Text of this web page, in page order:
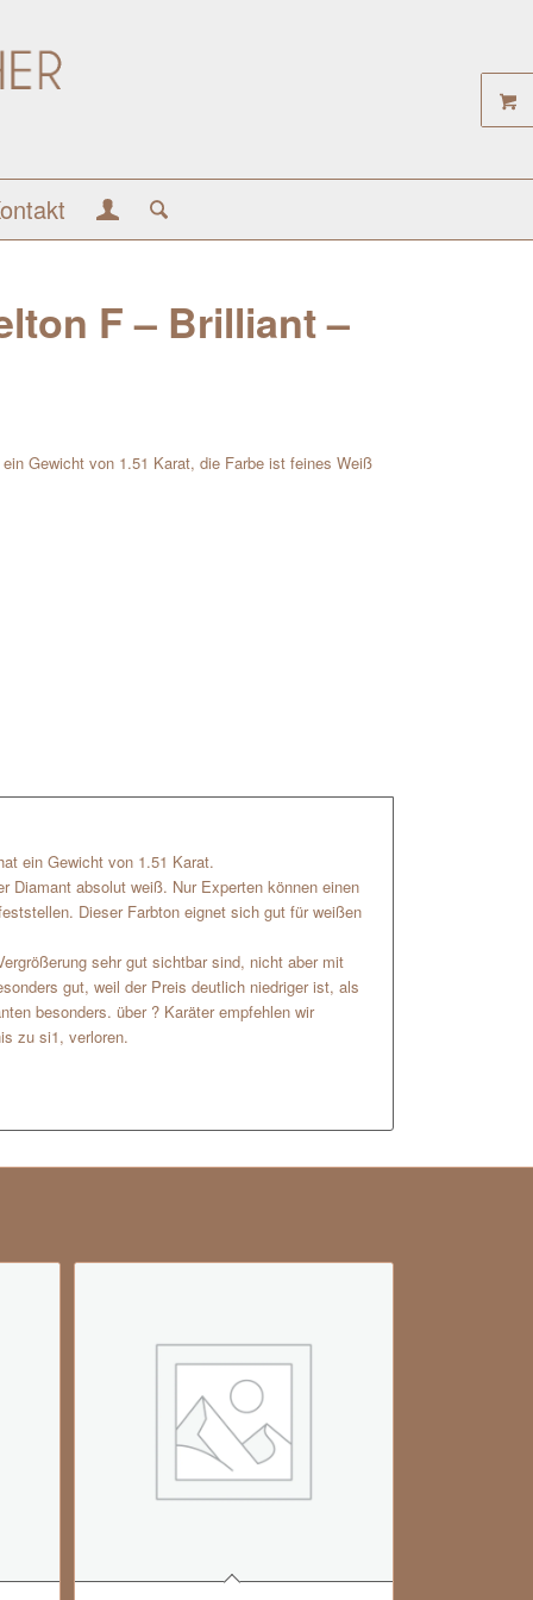
F – Brilliant –
Gewicht von 1.51 Karat, die Farbe ist feines Weiß
ein Gewicht von 1.51 Karat.
Diamant absolut weiß. Nur Experten können einen
Dieser Farbton eignet sich gut für weißen
sehr gut sichtbar sind, nicht aber mit
gut, weil der Preis deutlich niedriger ist, als
besonders. über ? Karäter empfehlen wir
zu si1, verloren.